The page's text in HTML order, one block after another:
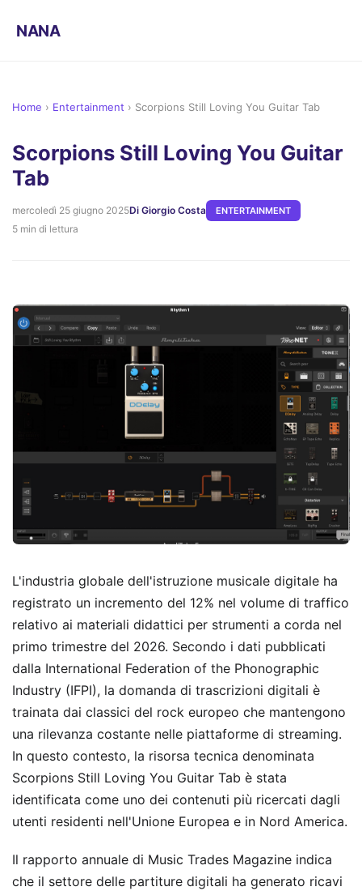
NANA
Home › Entertainment › Scorpions Still Loving You Guitar Tab
Scorpions Still Loving You Guitar
Tab
mercoledì 25 giugno 2025Di Giorgio Costa ENTERTAINMENT
5 min di lettura
L'industria globale dell'istruzione musicale digitale ha
registrato un incremento del 12% nel volume di traffico
relativo ai materiali didattici per strumenti a corda nel
primo trimestre del 2026. Secondo i dati pubblicati
dalla International Federation of the Phonographic
Industry (IFPI), la domanda di trascrizioni digitali è
trainata dai classici del rock europeo che mantengono
una rilevanza costante nelle piattaforme di streaming.
In questo contesto, la risorsa tecnica denominata
Scorpions Still Loving You Guitar Tab è stata
identificata come uno dei contenuti più ricercati dagli
utenti residenti nell'Unione Europea e in Nord America.
Il rapporto annuale di Music Trades Magazine indica
che il settore delle partiture digitali ha generato ricavi